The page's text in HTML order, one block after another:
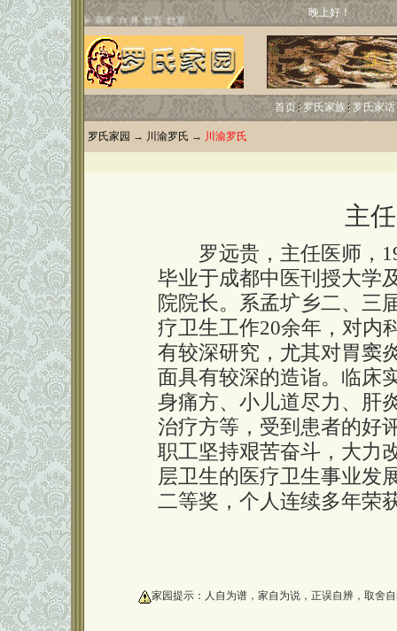
晚上好！
首页 罗氏家族 罗氏家话
罗氏家园 → 川渝罗氏 → 川渝罗氏
主
罗远贵，主任医师，
毕业于成都中医刊授大学
院院长。系孟圹乡二、三
疗卫生工作20余年，对内
有较深研究，尤其对胃窦
面具有较深的造诣。临床
身痛方、小儿道尽力、肝
治疗方等，受到患者的好
职工坚持艰苦奋斗，大力
层卫生的医疗卫生事业发
二等奖，个人连续多年荣
家园提示：人自为谱，家自为说，正误自辨，取舍